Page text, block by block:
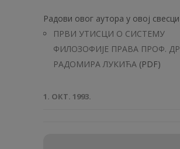
Радови овог аутора у овој свесци
ПРВИ УТИСЦИ О СИСТЕМУ
ФИЛОЗОФИЈЕ ПРАВА ПРОФ. ДР
РАДОМИРА ЛУКИЋА (PDF)
1. ОКТ. 1993.